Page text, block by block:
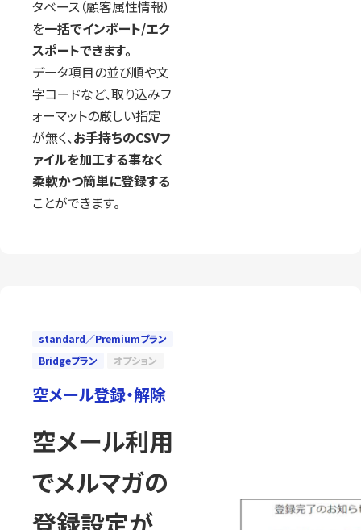
タベース（顧客属性情報）
を一括でインポート/エク
スポートできます。
データ項目の並び順や文
字コードなど、取り込みフ
ォーマットの厳しい指定
が無く、お手持ちのCSVフ
ァイルを加工する事なく
柔軟かつ簡単に登録する
ことができます。
standard／Premiumプラン
Bridgeプラン
オプション
空メール登録・解除
空メール利用
でメルマガの
登録設定が